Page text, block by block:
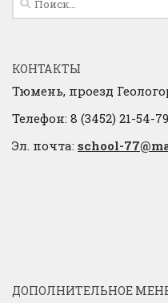
КОНТАКТЫ
Тюмень, проезд
Телефон: 8 (3452) 21-54-79
Эл. почта: school-
ДОПОЛНИТЕЛЬНОЕ